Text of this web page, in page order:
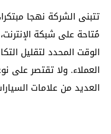
تتبنى الشركة نهجا
مُتاحة على شبكة
الوقت المحدد لتقليل
العملاء. ولا تقتصر على
العديد من علامات